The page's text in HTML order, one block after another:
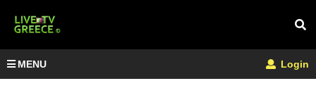
MENU Login